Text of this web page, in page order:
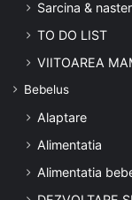
Sarcina &
TO DO LIST
VIITOAREA
Bebelus
Alaptare
Alimentatia
Alimentatia